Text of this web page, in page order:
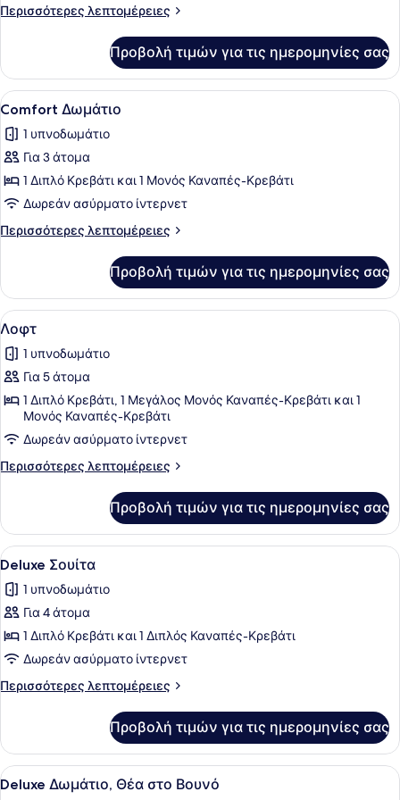
Περισσότερες λεπτομέρειες
Περισσότερες
Δωμάτιο
Προβολή τιμών για τις ημερομηνίες σας
Προβολή
όλων
των
φωτογραφιών
για
Comfort
Δωμάτιο
Ένα δωμάτιο ξενοδοχείου με δύο
16
Comfort Δωμάτιο
1 υπνοδωμάτιο
Για 3 άτομα
1 Διπλό Κρεβάτι και 1 Μονός Καναπές-Κρεβάτι
Δωρεάν ασύρματο ίντερνετ
Περισσότερες λεπτομέρειες
Περισσότερες
Δωμάτιο
Προβολή τιμών για τις ημερομηνίες σας
Προβολή
όλων
των
φωτογραφιών
για
Λοφτ
Ένας μοντέρνος εσωτερικός
30
Λοφτ
1 υπνοδωμάτιο
Για 5 άτομα
1 Διπλό Κρεβάτι, 1 Μεγάλος Μονός Καναπές-Κρεβάτι και 1
Μονός Καναπές-Κρεβάτι
Δωρεάν ασύρματο ίντερνετ
Περισσότερες λεπτομέρειες
Περισσότερες
Προβολή τιμών για τις ημερομηνίες σας
Προβολή
όλων
των
φωτογραφιών
για
Deluxe
Σουίτα
Ένας σύγχρονος, υπαίθριος
29
Deluxe Σουίτα
1 υπνοδωμάτιο
Για 4 άτομα
1 Διπλό Κρεβάτι και 1 Διπλός Καναπές-Κρεβάτι
Δωρεάν ασύρματο ίντερνετ
Περισσότερες λεπτομέρειες
Περισσότερες
Σουίτα
Προβολή τιμών για τις ημερομηνίες σας
Προβολή
όλων
Ένα μπαλκόνι με ένα τραπέζι και
14
Deluxe Δωμάτιο, Θέα στο Βουνό